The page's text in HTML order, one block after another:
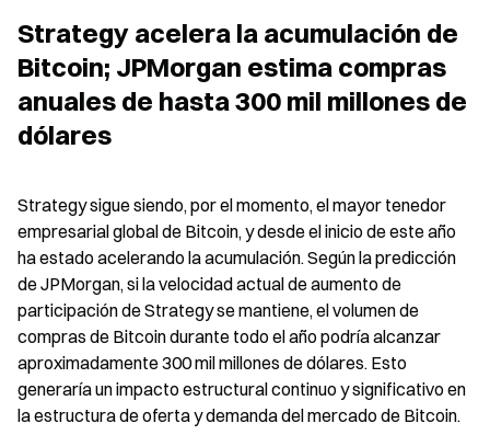
Strategy acelera la acumulación de
Bitcoin; JPMorgan estima compras
anuales de hasta 300 mil millones de
dólares
Strategy sigue siendo, por el momento, el mayor tenedor
empresarial global de Bitcoin, y desde el inicio de este año
ha estado acelerando la acumulación. Según la predicción
de JPMorgan, si la velocidad actual de aumento de
participación de Strategy se mantiene, el volumen de
compras de Bitcoin durante todo el año podría alcanzar
aproximadamente 300 mil millones de dólares. Esto
generaría un impacto estructural continuo y significativo en
la estructura de oferta y demanda del mercado de Bitcoin.